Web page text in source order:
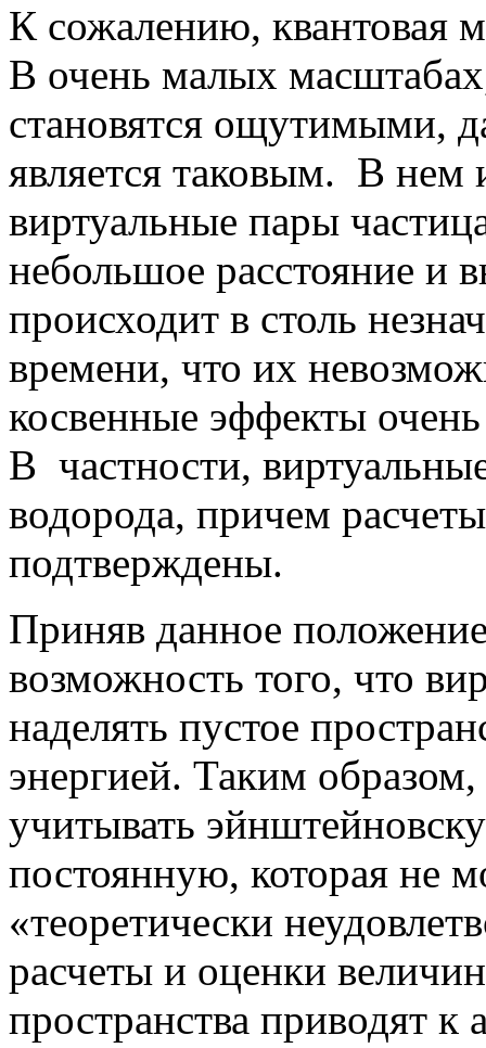
К сожалению, квантовая
В очень малых
становятся ощутимыми,
является таковым. В нем
виртуальные пары
небольшое расстояние и
происходит в столь
времени, что их
косвенные эффекты
В частности,
водорода, причем
подтверждены.
Приняв данное
возможность того, что
наделять пустое
энергией. Таким образом,
учитывать
постоянную, которая не
«теоретически
расчеты и оценки
пространства приводят